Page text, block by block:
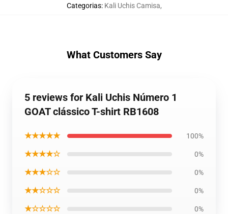
Categorias: Kali Uchis Camisa,
What Customers Say
5 reviews for Kali Uchis Número 1
GOAT clássico T-shirt RB1608
★★★★★ 100%
★★★★☆ 0%
★★★☆☆ 0%
★★☆☆☆ 0%
★☆☆☆☆ 0%